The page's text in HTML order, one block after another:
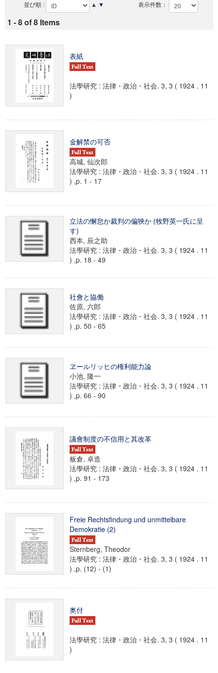
並び順 : ▲ ▼ 表示件数：
1 - 8 of 8 Items
表紙
法學研究 : 法律・政治・社会. 3, 3 ( 1924 . 11
)
金解禁の可否
高城, 仙次郎
法學研究 : 法律・政治・社会. 3, 3 ( 1924 . 11
) ,p. 1 - 17
立法の懈怠か裁判の偏狹か (牧野英一氏に呈
す)
西本, 辰之助
法學研究 : 法律・政治・社会. 3, 3 ( 1924 . 11
) ,p. 18 - 49
社會と協働
佐原, 六郎
法學研究 : 法律・政治・社会. 3, 3 ( 1924 . 11
) ,p. 50 - 65
ヱールリッヒの権利能力論
小池, 隆一
法學研究 : 法律・政治・社会. 3, 3 ( 1924 . 11
) ,p. 66 - 90
議會制度の不信用と其改革
板倉, 卓造
法學研究 : 法律・政治・社会. 3, 3 ( 1924 . 11
) ,p. 91 - 173
Freie Rechtsfindung und unmittelbare
Demokratie (2)
Sternberg, Theodor
法學研究 : 法律・政治・社会. 3, 3 ( 1924 . 11
) ,p. (12) - (1)
奥付
法學研究 : 法律・政治・社会. 3, 3 ( 1924 . 11
)